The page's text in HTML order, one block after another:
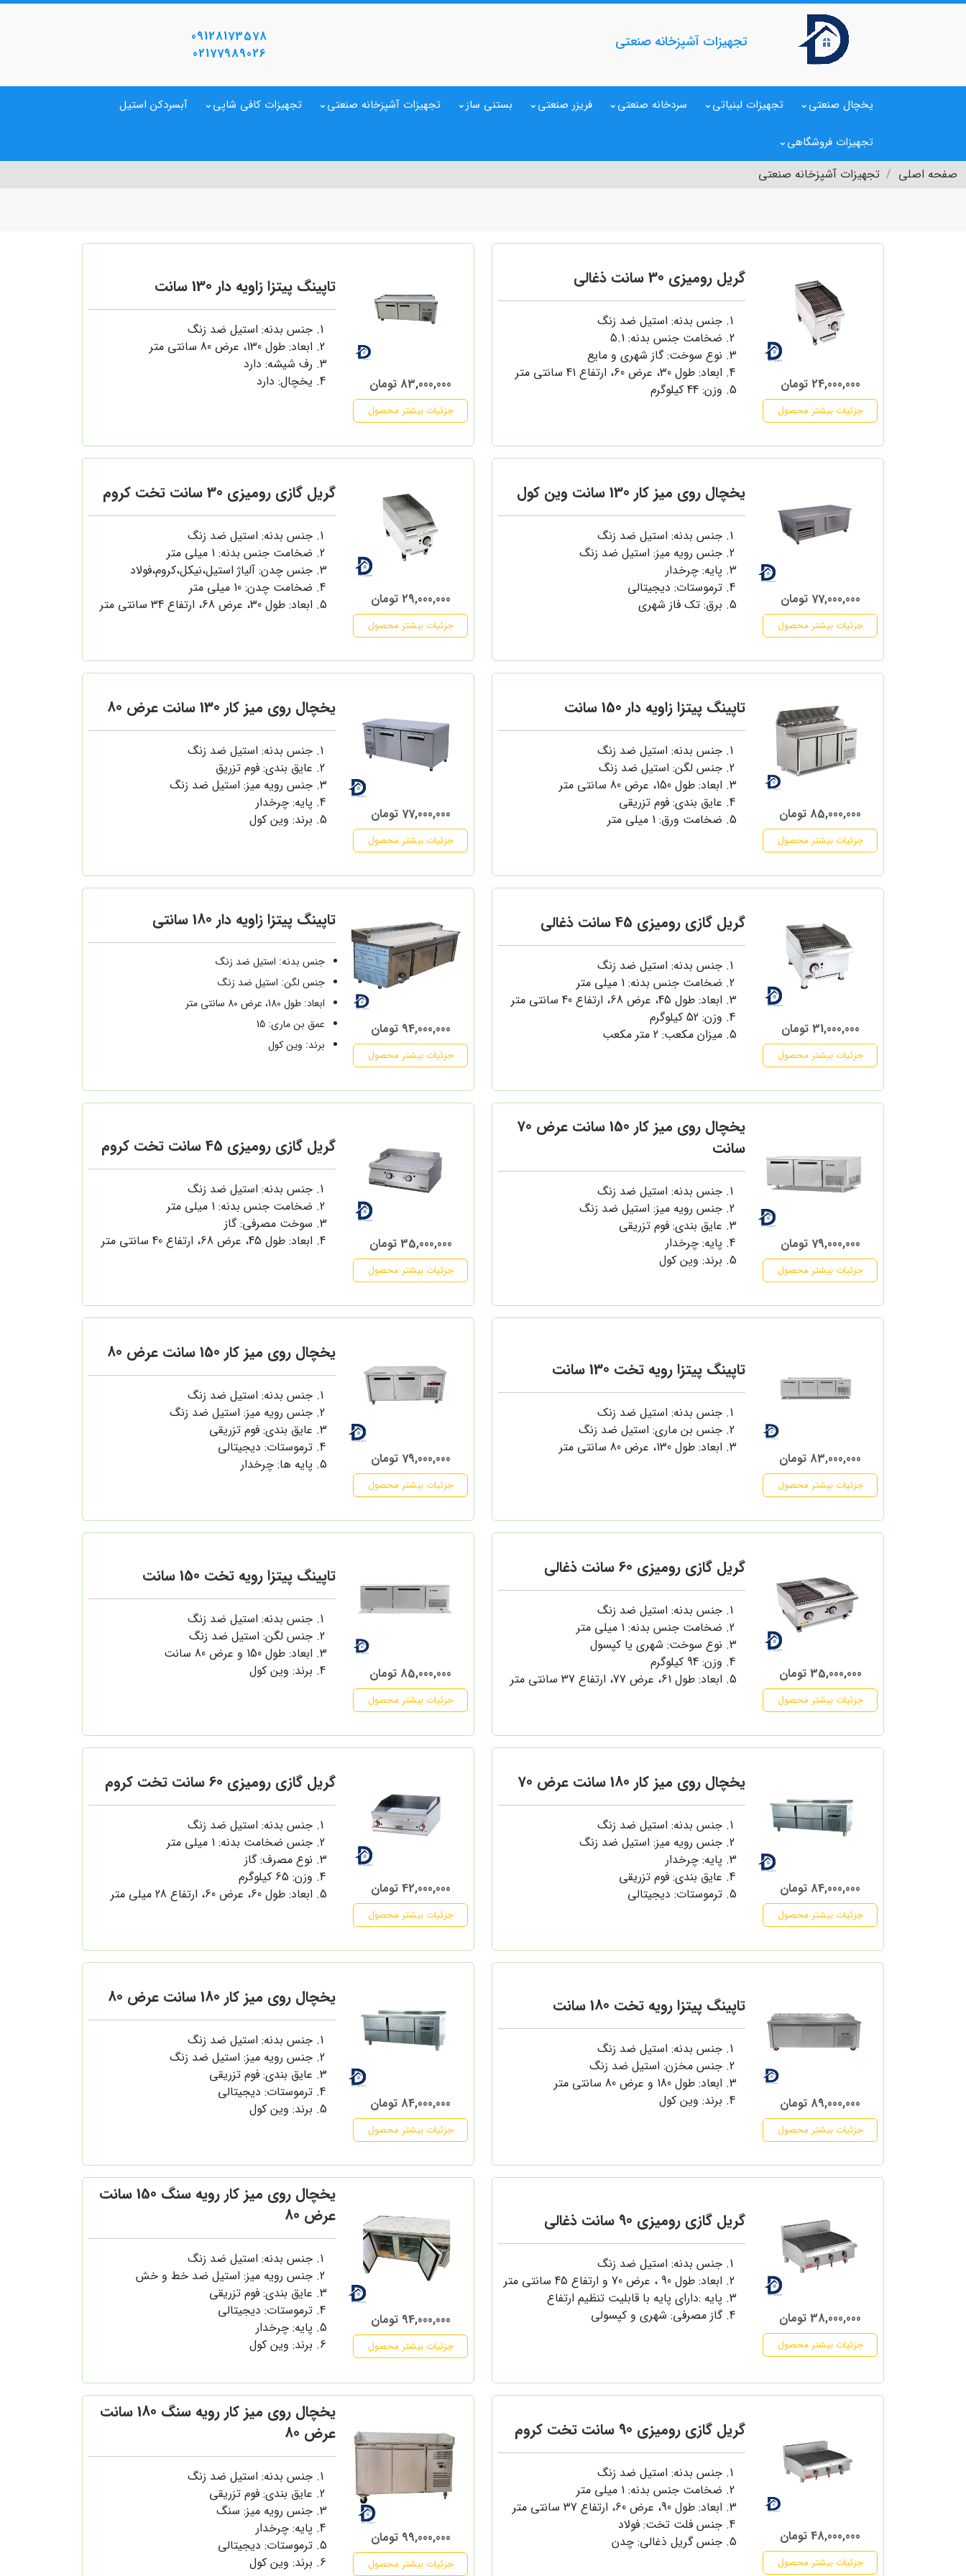
تجهیزات آشپزخانه صنعتی
09128173578
02177989026
یخچال صنعتی تجهیزات لبنیاتی سردخانه صنعتی فریزر صنعتی بستنی ساز تجهیزات آشپزخانه صنعتی تجهیزات کافی شاپی آبسردکن استیل
تجهیزات فروشگاهی
صفحه اصلی تجهیزات آشپزخانه صنعتی
24,000,000 تومان
جزئیات بیشتر محصول
گریل رومیزی 30 سانت ذغالی
جنس بدنه: استیل ضد زنگ
ضخامت جنس بدنه: 5.1
نوع سوخت: گاز شهری و مایع
ابعاد: طول 30، عرض 60، ارتفاع 41 سانتی متر
وزن: 44 کیلوگرم
83,000,000 تومان
جزئیات بیشتر محصول
تاپینگ پیتزا زاویه دار 130 سانت
جنس بدنه: استیل ضد زنگ
ابعاد: طول 130، عرض 80 سانتی متر
رف شیشه: دارد
یخچال: دارد
77,000,000 تومان
جزئیات بیشتر محصول
یخچال روی میز کار 130 سانت وین کول
جنس بدنه: استیل ضد زنگ
جنس رویه میز: استیل ضد زنگ
پایه: چرخدار
ترموستات: دیجیتالی
برق: تک فاز شهری
29,000,000 تومان
جزئیات بیشتر محصول
گریل گازی رومیزی 30 سانت تخت کروم
جنس بدنه: استیل ضد زنگ
ضخامت جنس بدنه: 1 میلی متر
جنس چدن: آلیاژ استیل،نیکل،کروم،فولاد
ضخامت چدن: 10 میلی متر
ابعاد: طول 30، عرض 68، ارتفاع 34 سانتی متر
85,000,000 تومان
جزئیات بیشتر محصول
تاپینگ پیتزا زاویه دار 150 سانت
جنس بدنه: استیل ضد زنگ
جنس لگن: استیل ضد زنگ
ابعاد: طول 150، عرض 80 سانتی متر
عایق بندی: فوم تزریقی
ضخامت ورق: 1 میلی متر
77,000,000 تومان
جزئیات بیشتر محصول
یخچال روی میز کار 130 سانت عرض 80
جنس بدنه: استیل ضد زنگ
عایق بندی: فوم تزریق
جنس رویه میز: استیل ضد زنگ
پایه: چرخدار
برند: وین کول
31,000,000 تومان
جزئیات بیشتر محصول
گریل گازی رومیزی 45 سانت ذغالی
جنس بدنه: استیل ضد زنگ
ضخامت جنس بدنه: 1 میلی متر
ابعاد: طول 45، عرض 68، ارتفاع 40 سانتی متر
وزن: 52 کیلوگرم
میزان مکعب: 2 متر مکعب
94,000,000 تومان
جزئیات بیشتر محصول
تاپینگ پیتزا زاویه دار 180 سانتی
جنس بدنه: استیل ضد زنگ
جنس لگن: استیل ضد زنگ
ابعاد: طول 180، عرض 80 سانتی متر
عمق بن ماری: 15
برند: وین کول
79,000,000 تومان
جزئیات بیشتر محصول
یخچال روی میز کار 150 سانت عرض 70
سانت
جنس بدنه: استیل ضد زنگ
جنس رویه میز: استیل ضد زنگ
عایق بندی: فوم تزریقی
پایه: چرخدار
برند: وین کول
35,000,000 تومان
جزئیات بیشتر محصول
گریل گازی رومیزی 45 سانت تخت کروم
جنس بدنه: استیل ضد زنگ
ضخامت جنس بدنه: 1 میلی متر
سوخت مصرفی: گاز
ابعاد: طول 45، عرض 68، ارتفاع 40 سانتی متر
83,000,000 تومان
جزئیات بیشتر محصول
تاپینگ پیتزا رویه تخت 130 سانت
جنس بدنه: استیل ضد زنک
جنس بن ماری: استیل ضد زنگ
ابعاد: طول 130، عرض 80 سانتی متر
79,000,000 تومان
جزئیات بیشتر محصول
یخچال روی میز کار 150 سانت عرض 80
جنس بدنه: استیل ضد زنگ
جنس رویه میز: استیل ضد زنگ
عایق بندی: فوم تزریقی
ترموستات: دیجیتالی
پایه ها: چرخدار
35,000,000 تومان
جزئیات بیشتر محصول
گریل گازی رومیزی 60 سانت ذغالی
جنس بدنه: استیل ضد زنگ
ضخامت جنس بدنه: 1 میلی متر
نوع سوخت: شهری یا کپسول
وزن: 94 کیلوگرم
ابعاد: طول 61، عرض 77، ارتفاع 37 سانتی متر
85,000,000 تومان
جزئیات بیشتر محصول
تاپینگ پیتزا رویه تخت 150 سانت
جنس بدنه: استیل ضد زنگ
جنس لگن: استیل ضد زنگ
ابعاد: طول 150 و عرض 80 سانت
برند: وین کول
84,000,000 تومان
جزئیات بیشتر محصول
یخچال روی میز کار 180 سانت عرض 70
جنس بدنه: استیل ضد زنگ
جنس رویه میز: استیل ضد زنگ
پایه: چرخدار
عایق بندی: فوم تزریقی
ترموستات: دیجیتالی
42,000,000 تومان
جزئیات بیشتر محصول
گریل گازی رومیزی 60 سانت تخت کروم
جنس بدنه: استیل ضد زنگ
جنس ضخامت بدنه: 1 میلی متر
نوع مصرف: گاز
وزن: 65 کیلوگرم
ابعاد: طول 60، عرض 60، ارتفاع 28 میلی متر
89,000,000 تومان
جزئیات بیشتر محصول
تاپینگ پیتزا رویه تخت 180 سانت
جنس بدنه: استیل ضد زنگ
جنس مخزن: استیل ضد زنگ
ابعاد: طول 180 و عرض 80 سانتی متر
برند: وین کول
84,000,000 تومان
جزئیات بیشتر محصول
یخچال روی میز کار 180 سانت عرض 80
جنس بدنه: استیل ضد زنگ
جنس رویه میز: استیل ضد زنگ
عایق بندی: فوم تزریقی
ترموستات: دیجیتالی
برند: وین کول
38,000,000 تومان
جزئیات بیشتر محصول
گریل گازی رومیزی 90 سانت ذغالی
جنس بدنه: استیل ضد زنگ
ابعاد: طول 90 ، عرض 70 و ارتفاع 45 سانتی متر
پایه :دارای پایه با قابلیت تنظیم ارتفاع
گاز مصرفی: شهری و کپسولی
94,000,000 تومان
جزئیات بیشتر محصول
یخچال روی میز کار رویه سنگ 150 سانت
عرض 80
جنس بدنه: استیل ضد زنگ
جنس رویه میز: استیل ضد خط و خش
عایق بندی: فوم تزریقی
ترموستات: دیجیتالی
پایه: چرخدار
برند: وین کول
48,000,000 تومان
جزئیات بیشتر محصول
گریل گازی رومیزی 90 سانت تخت کروم
جنس بدنه: استیل ضد زنگ
ضخامت جنس بدنه: 1 میلی متر
ابعاد: طول 90، عرض 60، ارتفاع 37 سانتی متر
جنس فلت تخت: فولاد
جنس گریل ذغالی: چدن
99,000,000 تومان
جزئیات بیشتر محصول
یخچال روی میز کار رویه سنگ 180 سانت
عرض 80
جنس بدنه: استیل ضد زنگ
عایق بندی: فوم تزریقی
جنس رویه میز: سنگ
پایه: چرخدار
ترموستات: دیجیتالی
برند: وین کول